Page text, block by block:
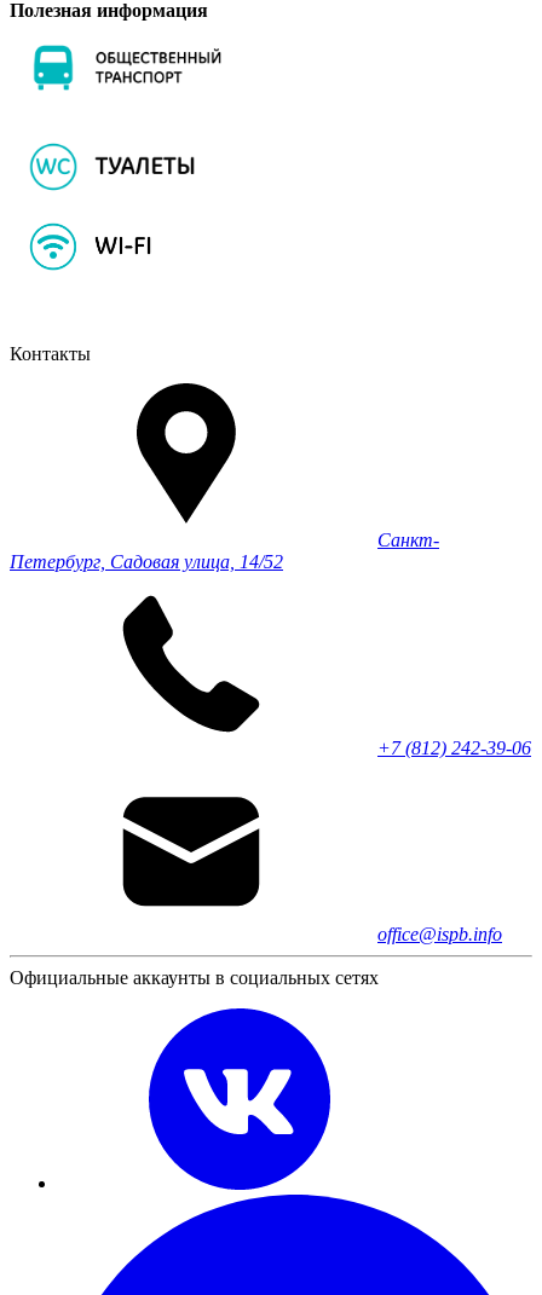
Полезная информация
Контакты
Санкт-
Петербург, Садовая улица, 14/52
+7 (812) 242-39-06
office@ispb.info
Официальные аккаунты в социальных сетях